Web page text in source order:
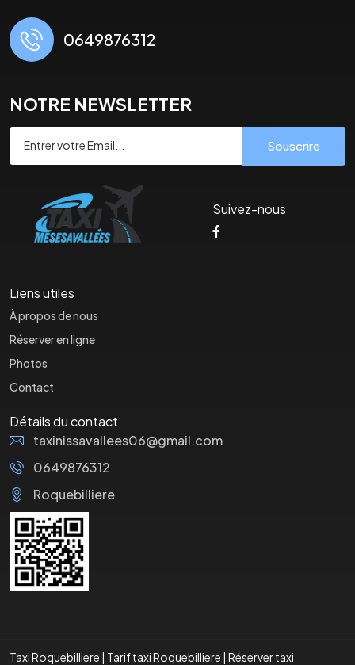
0649876312
NOTRE NEWSLETTER
Souscrire
Suivez-nous
Liens utiles
À propos de nous
Réserver en ligne
Photos
Contact
Détails du contact
taxinissavallees06@gmail.com
0649876312
Roquebilliere
Taxi Roquebilliere | Tarif taxi Roquebilliere | Réserver taxi